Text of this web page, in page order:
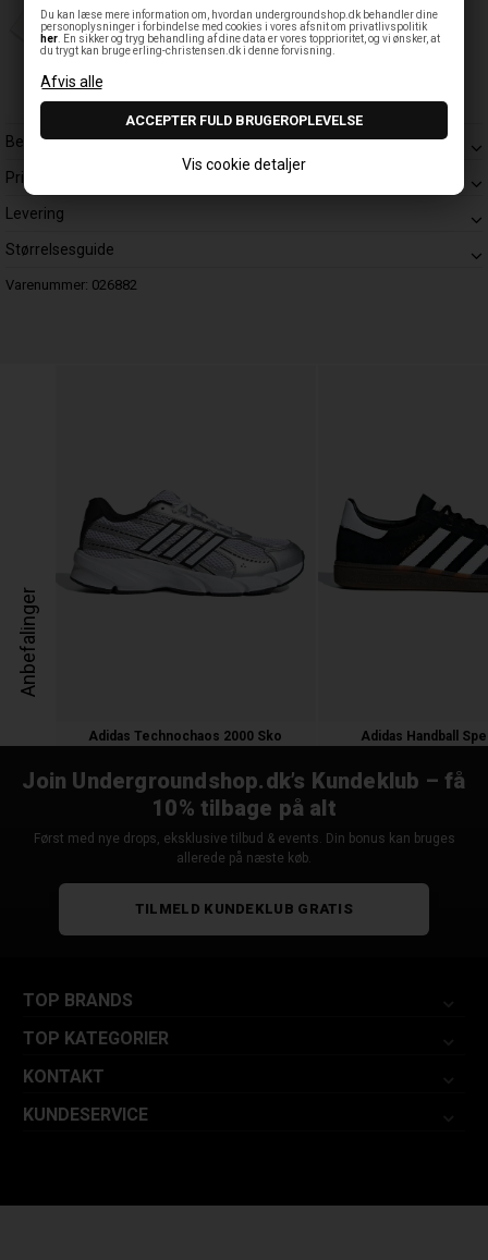
Du kan læse mere information om, hvordan undergroundshop.dk behandler dine
personoplysninger i forbindelse med cookies i vores afsnit om privatlivspolitik
her . En sikker og tryg behandling af dine data er vores topprioritet, og vi ønsker, at
du trygt kan bruge erling-christensen.dk i denne forvisning.
Vis cookie detaljer
Beskrivelse
Prisgaranti
Levering
Størrelsesguide
Varenummer: 026882
Anbefalinger
Adidas Technochaos 2000 Sko Adidas Handball
Join Undergroundshop.dk’s Kundeklub – få
10% tilbage på alt
Først med nye drops, eksklusive tilbud & events. Din bonus kan bruges
allerede på næste køb.
TILMELD KUNDEKLUB GRATIS
TOP BRANDS
TOP KATEGORIER
KONTAKT
KUNDESERVICE